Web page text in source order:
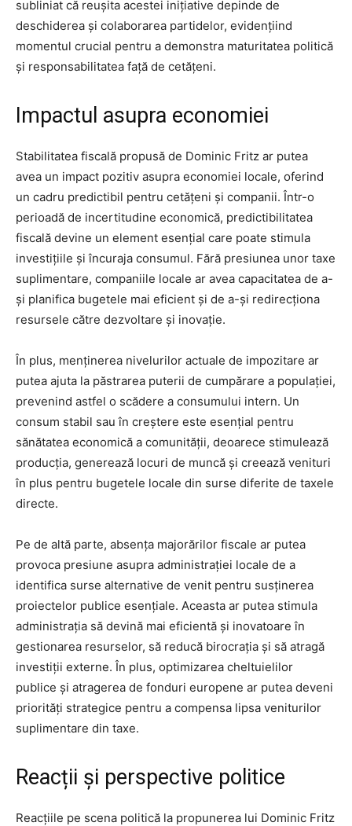
subliniat că reușita acestei inițiative depinde de
deschiderea și colaborarea partidelor, evidențiind
momentul crucial pentru a demonstra maturitatea politică
și responsabilitatea față de cetățeni.
Impactul asupra economiei
Stabilitatea fiscală propusă de Dominic Fritz ar putea
avea un impact pozitiv asupra economiei locale, oferind
un cadru predictibil pentru cetățeni și companii. Într-o
perioadă de incertitudine economică, predictibilitatea
fiscală devine un element esențial care poate stimula
investițiile și încuraja consumul. Fără presiunea unor taxe
suplimentare, companiile locale ar avea capacitatea de a-
și planifica bugetele mai eficient și de a-și redirecționa
resursele către dezvoltare și inovație.
În plus, menținerea nivelurilor actuale de impozitare ar
putea ajuta la păstrarea puterii de cumpărare a populației,
prevenind astfel o scădere a consumului intern. Un
consum stabil sau în creștere este esențial pentru
sănătatea economică a comunității, deoarece stimulează
producția, generează locuri de muncă și creează venituri
în plus pentru bugetele locale din surse diferite de taxele
directe.
Pe de altă parte, absența majorărilor fiscale ar putea
provoca presiune asupra administrației locale de a
identifica surse alternative de venit pentru susținerea
proiectelor publice esențiale. Aceasta ar putea stimula
administrația să devină mai eficientă și inovatoare în
gestionarea resurselor, să reducă birocrația și să atragă
investiții externe. În plus, optimizarea cheltuielilor
publice și atragerea de fonduri europene ar putea deveni
priorități strategice pentru a compensa lipsa veniturilor
suplimentare din taxe.
Reacții și perspective politice
Reacțiile pe scena politică la propunerea lui Dominic Fritz